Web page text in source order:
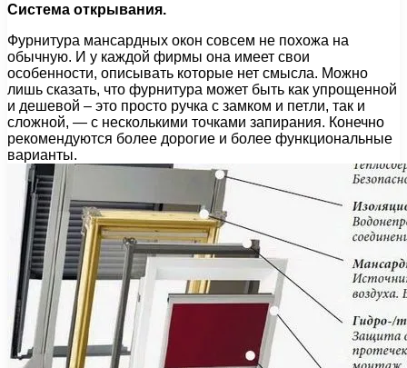
Система открывания.
Фурнитура мансардных окон совсем не похожа на
обычную. И у каждой фирмы она имеет свои
особенности, описывать которые нет смысла. Можно
лишь сказать, что фурнитура может быть как упрощенной
и дешевой – это просто ручка с замком и петли, так и
сложной, — с несколькими точками запирания. Конечно
рекомендуются более дорогие и более функциональные
варианты.